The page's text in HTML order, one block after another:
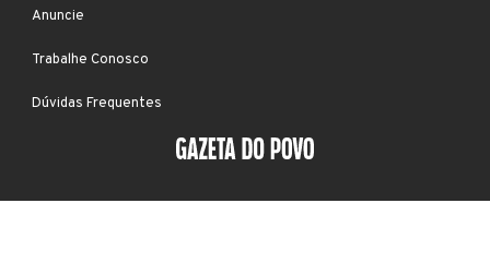
Anuncie
Trabalhe Conosco
Dúvidas Frequentes